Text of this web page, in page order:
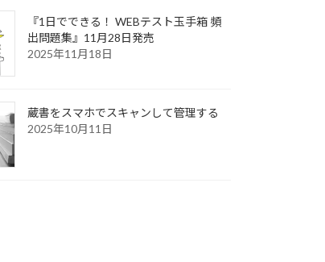
『1日でできる！ WEBテスト玉手箱 頻
出問題集』11月28日発売
2025年11月18日
蔵書をスマホでスキャンして管理する
2025年10月11日